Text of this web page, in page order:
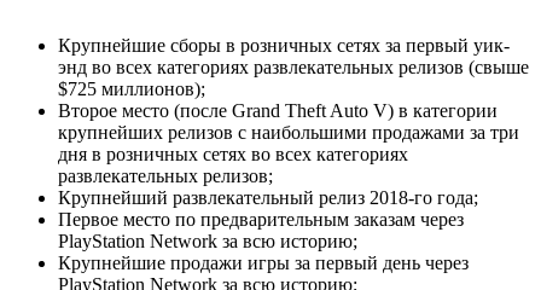
Крупнейшие сборы в розничных сетях за первый уик-
энд во всех категориях развлекательных релизов (свыше
$725 миллионов);
Второе место (после Grand Theft Auto V) в категории
крупнейших релизов с наибольшими продажами за три
дня в розничных сетях во всех категориях
развлекательных релизов;
Крупнейший развлекательный релиз 2018-го года;
Первое место по предварительным заказам через
PlayStation Network за всю историю;
Крупнейшие продажи игры за первый день через
PlayStation Network за всю историю;